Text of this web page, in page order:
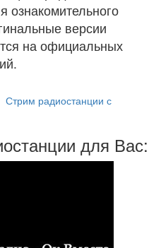
ознакомительного
версии
на официальных
Стрим радиостанции с
для Вас: